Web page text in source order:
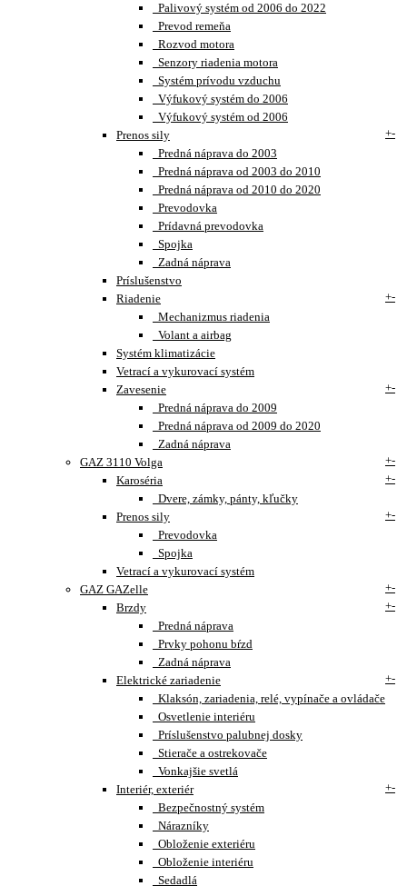
Palivový systém od 2006 do 2022
Prevod remeňa
Rozvod motora
Senzory riadenia motora
Systém prívodu vzduchu
Výfukový systém do 2006
Výfukový systém od 2006
Prenos sily
+-
Predná náprava do 2003
Predná náprava od 2003 do 2010
Predná náprava od 2010 do 2020
Prevodovka
Prídavná prevodovka
Spojka
Zadná náprava
Príslušenstvo
Riadenie
+-
Mechanizmus riadenia
Volant a airbag
Systém klimatizácie
Vetrací a vykurovací systém
Zavesenie
+-
Predná náprava do 2009
Predná náprava od 2009 do 2020
Zadná náprava
GAZ 3110 Volga
+-
Karoséria
+-
Dvere, zámky, pánty, kľučky
Prenos sily
+-
Prevodovka
Spojka
Vetrací a vykurovací systém
GAZ GAZelle
+-
Brzdy
+-
Predná náprava
Prvky pohonu bŕzd
Zadná náprava
Elektrické zariadenie
+-
Klaksón, zariadenia, relé, vypínače a ovládače
Osvetlenie interiéru
Príslušenstvo palubnej dosky
Stierače a ostrekovače
Vonkajšie svetlá
Interiér, exteriér
+-
Bezpečnostný systém
Nárazníky
Obloženie exteriéru
Obloženie interiéru
Sedadlá